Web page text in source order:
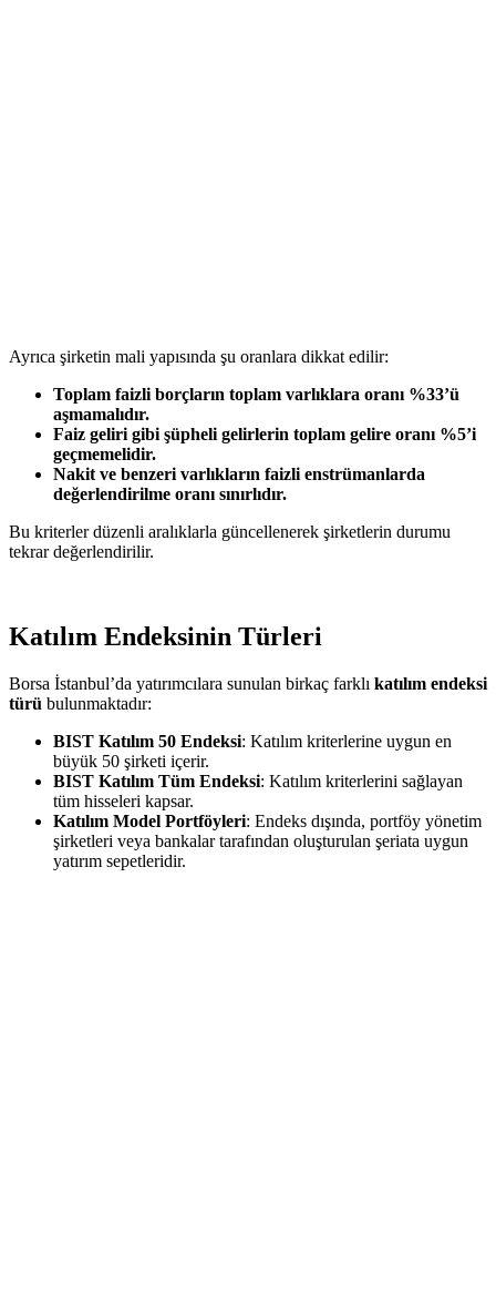
Ayrıca şirketin mali yapısında şu oranlara dikkat edilir:
Toplam faizli borçların toplam varlıklara oranı %33’ü
aşmamalıdır.
Faiz geliri gibi şüpheli gelirlerin toplam gelire oranı %5’i
geçmemelidir.
Nakit ve benzeri varlıkların faizli enstrümanlarda
değerlendirilme oranı sınırlıdır.
Bu kriterler düzenli aralıklarla güncellenerek şirketlerin durumu
tekrar değerlendirilir.
Katılım Endeksinin Türleri
Borsa İstanbul’da yatırımcılara sunulan birkaç farklı katılım endeksi
türü bulunmaktadır:
BIST Katılım 50 Endeksi: Katılım kriterlerine uygun en
büyük 50 şirketi içerir.
BIST Katılım Tüm Endeksi: Katılım kriterlerini sağlayan
tüm hisseleri kapsar.
Katılım Model Portföyleri: Endeks dışında, portföy yönetim
şirketleri veya bankalar tarafından oluşturulan şeriata uygun
yatırım sepetleridir.